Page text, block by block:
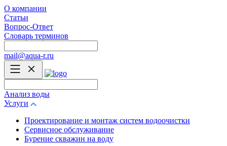
О компании
Статьи
Вопрос-Ответ
Словарь терминов
mail@aqua-r.ru
Анализ воды
Услуги
Проектирование и монтаж систем водоочистки
Сервисное обслуживание
Бурение скважин на воду